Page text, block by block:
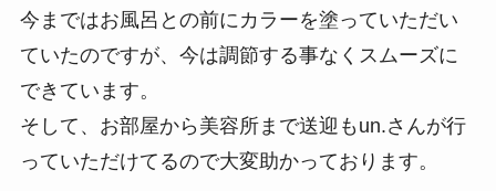
今まではお風呂との前にカラーを塗っていただい
ていたのですが、今は調節する事なくスムーズに
できています。
そして、お部屋から美容所まで送迎もun.さんが行
っていただけてるので大変助かっております。